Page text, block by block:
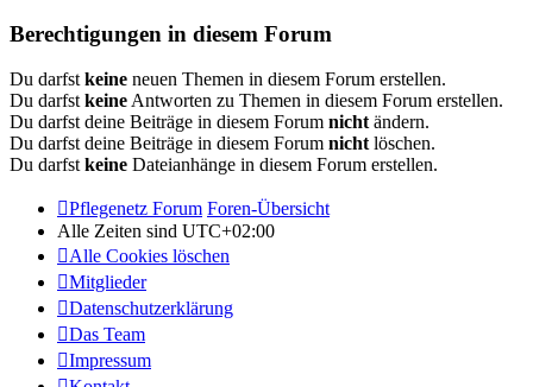
Berechtigungen in diesem Forum
Du darfst keine neuen Themen in diesem Forum erstellen.
Du darfst keine Antworten zu Themen in diesem Forum erstellen.
Du darfst deine Beiträge in diesem Forum nicht ändern.
Du darfst deine Beiträge in diesem Forum nicht löschen.
Du darfst keine Dateianhänge in diesem Forum erstellen.
Pflegenetz Forum Foren-Übersicht
Alle Zeiten sind UTC+02:00
Alle Cookies löschen
Mitglieder
Datenschutzerklärung
Das Team
Impressum